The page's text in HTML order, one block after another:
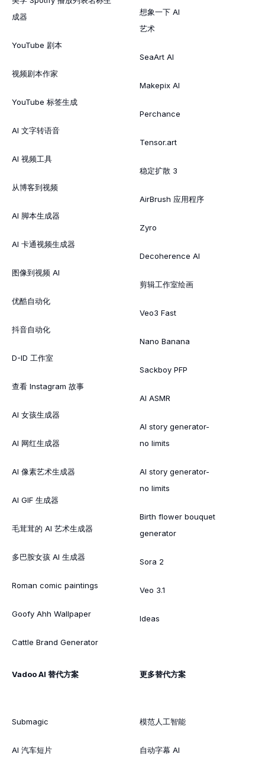
成器
YouTube 剧本
视频剧本作家
YouTube 标签生成
AI 文字转语音
AI 视频工具
从博客到视频
AI 脚本生成器
AI 卡通视频生成器
图像到视频 AI
优酷自动化
抖音自动化
D-ID 工作室
查看 Instagram 故事
AI 女孩生成器
AI 网红生成器
AI 像素艺术生成器
AI GIF 生成器
毛茸茸的 AI 艺术生成器
多巴胺女孩 AI 生成器
Roman comic paintings
Goofy Ahh Wallpaper
Cattle Brand Generator
想象一下 AI
艺术
SeaArt AI
Makepix AI
Perchance
Tensor.art
稳定扩散 3
AirBrush 应用程序
Zyro
Decoherence AI
剪辑工作室绘画
Veo3 Fast
Nano Banana
Sackboy PFP
AI ASMR
AI story generator-
no limits
AI story generator-
no limits
Birth flower bouquet
generator
Sora 2
Veo 3.1
Ideas
Vadoo AI 替代方案
Submagic
AI 汽车短片
更多替代方案
模范人工智能
自动字幕 AI